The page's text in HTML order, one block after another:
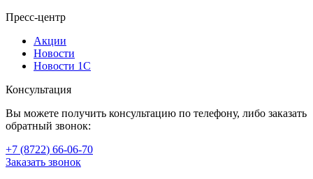
Пресс-центр
Акции
Новости
Новости 1С
Консультация
Вы можете получить консультацию по телефону, либо заказать
обратный звонок:
+7 (8722) 66-06-70
Заказать звонок